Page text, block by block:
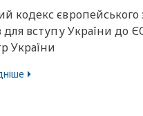
кодекс європейського
для вступу України до
України